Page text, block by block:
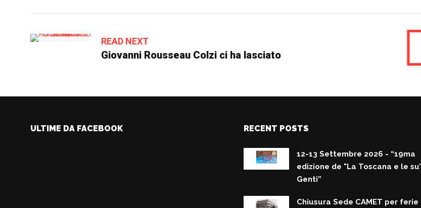
READ NEXT
Giovanni Rousseau Colzi ci ha lasciato
ULTIME DA FACEBOOK RECENT POSTS
12-13 Settembre 2026 - “19ma
edizione de "La Toscana e le su’
Genti”
Chiusura Sede CAMET per ferie